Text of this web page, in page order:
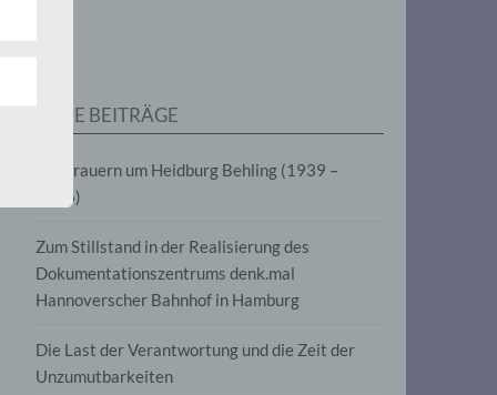
NEUE BEITRÄGE
Wir trauern um Heidburg Behling (1939 –
2026)
Zum Stillstand in der Realisierung des
Dokumentationszentrums denk.mal
Hannoverscher Bahnhof in Hamburg
Die Last der Verantwortung und die Zeit der
Unzumutbarkeiten